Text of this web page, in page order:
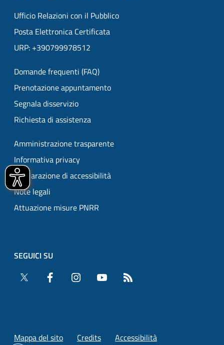
Ufficio Relazioni con il Pubblico
Posta Elettronica Certificata
URP: +390799978512
Domande frequenti (FAQ)
Prenotazione appuntamento
Segnala disservizio
Richiesta di assistenza
Amministrazione trasparente
Informativa privacy
Dichiarazione di accessibilità
Note legali
Attuazione misure PNRR
SEGUICI SU
Twitter
Facebook Instagram YouTube
Mappa del sito Credits Accessibilità